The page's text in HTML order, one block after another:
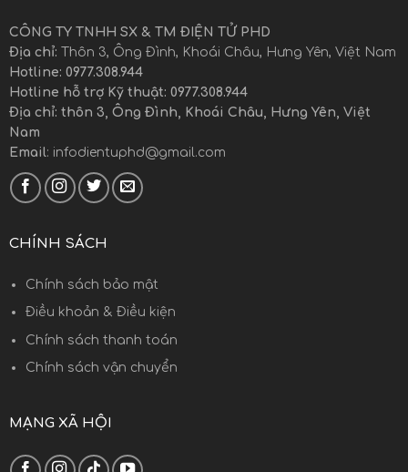
CÔNG TY TNHH SX & TM ĐIỆN TỬ PHD
Địa chỉ: Thôn 3, Ông Đình, Khoái Châu, Hưng Yên, Việt Nam
Hotline: 0977.308.944
Hotline hỗ trợ Kỹ thuật: 0977.308.944
Địa chỉ: thôn 3, Ông Đình, Khoái Châu, Hưng Yên, Việt
Nam
Email: infodientuphd@gmail.com
CHÍNH SÁCH
Chính sách bảo mật
Điều khoản & Điều kiện
Chính sách thanh toán
Chính sách vận chuyển
MẠNG XÃ HỘI